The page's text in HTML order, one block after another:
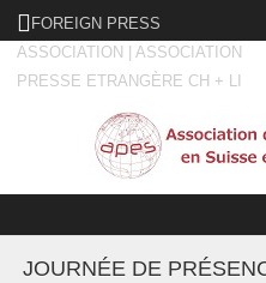
FOREIGN PRESS
ASSOCIATION | ASSOCIATION
PRESSE ETRANGÈRE CH + LI
Skip to content
JOURNÉE DE